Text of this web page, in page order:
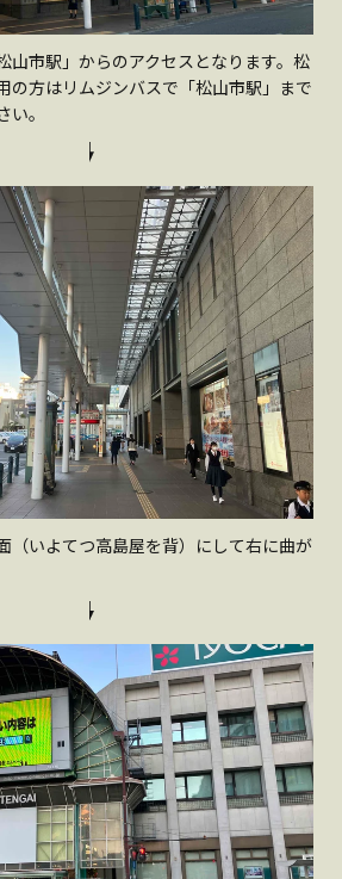
山市駅」からのアクセスとなります。松
の方はリムジンバスで「松山市駅」まで
い。
（いよてつ高島屋を背）にして右に曲が